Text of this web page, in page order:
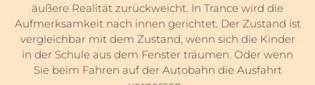
äußere Realität zurückweicht. In Trance wird die
Aufmerksamkeit nach innen gerichtet. Der Zustand ist
vergleichbar mit dem Zustand, wenn sich die Kinder
in der Schule aus dem Fenster träumen. Oder wenn
Sie beim Fahren auf der Autobahn die Ausfahrt